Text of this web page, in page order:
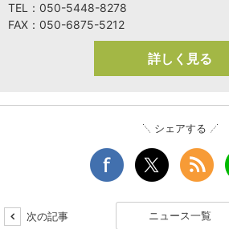
TEL：050-5448-8278
FAX：050-6875-5212
詳しく見る
シェアする
次の記事 ニュース一覧